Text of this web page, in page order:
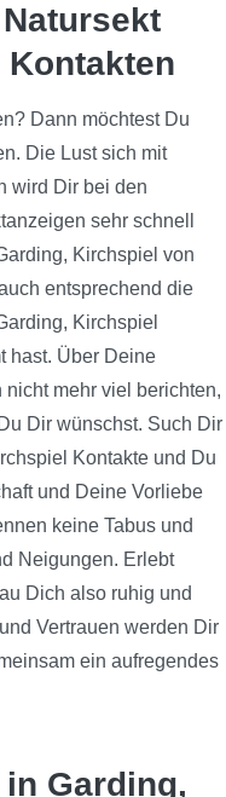
Dann möchtest Du
Die Lust sich mit
wird Dir bei den
sehr schnell
Kirchspiel von
entsprechend die
Kirchspiel
hast. Über Deine
mehr viel berichten,
Dir wünschst. Such Dir
Kontakte und Du
und Deine Vorliebe
keine Tabus und
Neigungen. Erlebt
Dich also ruhig und
Vertrauen werden Dir
ein aufregendes
Garding,